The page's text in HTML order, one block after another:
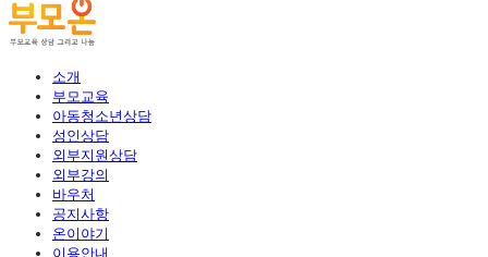
소개
부모교육
아동청소년상담
성인상담
외부지원상담
외부강의
바우처
공지사항
온이야기
이용안내